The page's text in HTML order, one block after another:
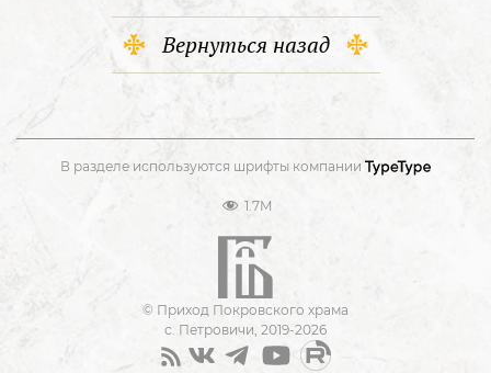
Вернуться назад
В разделе используются шрифты компании
1.7M
© Приход Покровского храма
с. Петровичи, 2019-2026